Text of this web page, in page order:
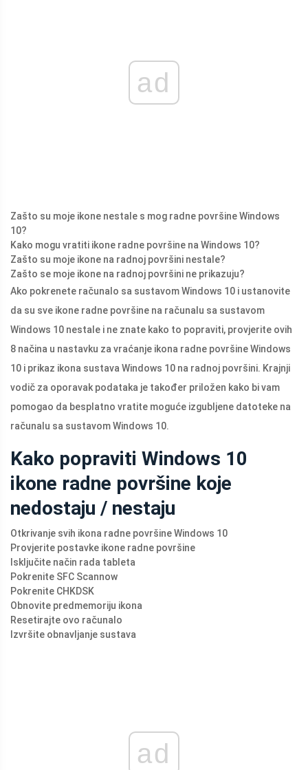
ad
Zašto su moje ikone nestale s mog radne površine Windows
10?
Kako mogu vratiti ikone radne površine na Windows 10?
Zašto su moje ikone na radnoj površini nestale?
Zašto se moje ikone na radnoj površini ne prikazuju?
Ako pokrenete računalo sa sustavom Windows 10 i ustanovite
da su sve ikone radne površine na računalu sa sustavom
Windows 10 nestale i ne znate kako to popraviti, provjerite ovih
8 načina u nastavku za vraćanje ikona radne površine Windows
10 i prikaz ikona sustava Windows 10 na radnoj površini. Krajnji
vodič za oporavak podataka je također priložen kako bi vam
pomogao da besplatno vratite moguće izgubljene datoteke na
računalu sa sustavom Windows 10.
Kako popraviti Windows 10
ikone radne površine koje
nedostaju / nestaju
Otkrivanje svih ikona radne površine Windows 10
Provjerite postavke ikone radne površine
Isključite način rada tableta
Pokrenite SFC Scannow
Pokrenite CHKDSK
Obnovite predmemoriju ikona
Resetirajte ovo računalo
Izvršite obnavljanje sustava
ad